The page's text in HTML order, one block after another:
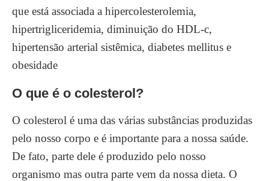
que está associada a hipercolesterolemia,
hipertrigliceridemia, diminuição do HDL-c,
hipertensão arterial sistêmica, diabetes mellitus e
obesidade
O que é o colesterol?
O colesterol é uma das várias substâncias produzidas
pelo nosso corpo e é importante para a nossa saúde.
De fato, parte dele é produzido pelo nosso
organismo mas outra parte vem da nossa dieta. O